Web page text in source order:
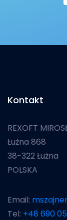
Kontakt
REXOFT
Łużna 868
38-322 Łużna
POLSKA
Email:
Tel: +48 690